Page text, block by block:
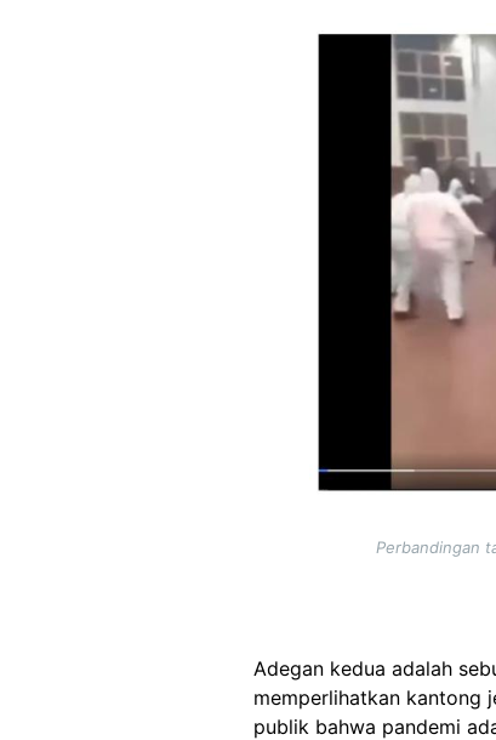
Perbandingan
Adegan kedua adalah
memperlihatkan kantong
publik bahwa pandemi